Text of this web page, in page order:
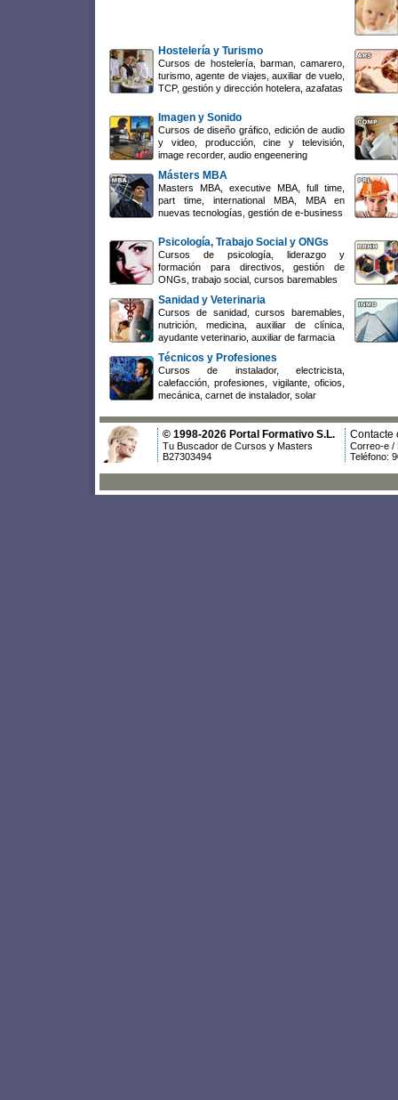
Hostelería y Turismo
Cursos de hostelería, barman, camarero,
turismo, agente de viajes, auxiliar de vuelo,
TCP, gestión y dirección hotelera, azafatas
Imagen y Sonido
Cursos de diseño gráfico, edición de audio
y video, producción, cine y televisión,
image recorder, audio engeenering
Másters MBA
Masters MBA, executive MBA, full time,
part time, international MBA, MBA en
nuevas tecnologías, gestión de e-business
Psicología, Trabajo Social y ONGs
Cursos de psicología, liderazgo y
formación para directivos, gestión de
ONGs, trabajo social, cursos baremables
Sanidad y Veterinaria
Cursos de sanidad, cursos baremables,
nutrición, medicina, auxiliar de clínica,
ayudante veterinario, auxiliar de farmacia
Técnicos y Profesiones
Cursos de instalador, electricista,
calefacción, profesiones, vigilante, oficios,
mecánica, carnet de instalador, solar
© 1998-2026 Portal Formativo S.L.
Tu Buscador de Cursos y Masters
B27303494
Contacte
Correo-e /
Teléfono: